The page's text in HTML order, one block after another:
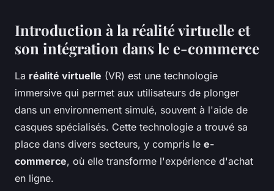
Introduction à la réalité virtuelle et
son intégration dans le e-commerce
La réalité virtuelle (VR) est une technologie
immersive qui permet aux utilisateurs de plonger
dans un environnement simulé, souvent à l'aide de
casques spécialisés. Cette technologie a trouvé sa
place dans divers secteurs, y compris le e-
commerce, où elle transforme l'expérience d'achat
en ligne.